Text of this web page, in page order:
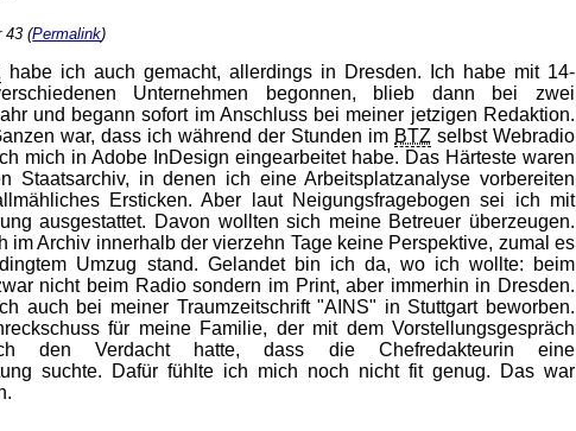
43 (Permalink)
habe ich auch gemacht, allerdings in Dresden. Ich habe mit 14-
Unternehmen begonnen, blieb dann bei zwei
und begann sofort im Anschluss bei meiner jetzigen Redaktion.
war, dass ich während der Stunden im BTZ selbst Webradio
mich in Adobe InDesign eingearbeitet habe. Das Härteste waren
Staatsarchiv, in denen ich eine Arbeitsplatzanalyse vorbereiten
Ersticken. Aber laut Neigungsfragebogen sei ich mit
ausgestattet. Davon wollten sich meine Betreuer überzeugen.
im Archiv innerhalb der vierzehn Tage keine Perspektive, zumal es
Umzug stand. Gelandet bin ich da, wo ich wollte: beim
nicht beim Radio sondern im Print, aber immerhin in Dresden.
auch bei meiner Traumzeitschrift "AINS" in Stuttgart beworben.
für meine Familie, der mit dem Vorstellungsgespräch
den Verdacht hatte, dass die Chefredakteurin eine
suchte. Dafür fühlte ich mich noch nicht fit genug. Das war